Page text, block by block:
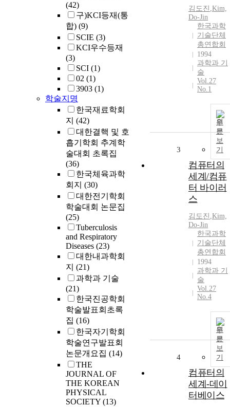
(42)
구)KCI등재(통
합) (9)
SCIE (3)
KCI우수등재
(3)
SCI (1)
02 (1)
3903 (1)
학술지명
한국재료학회
지 (42)
대한결핵 및 호
흡기학회 추계학
술대회 초록집
(36)
한국체육과학
회지 (30)
대한전기학회
학술대회 논문집
(25)
Tuberculosis
and Respiratory
Diseases (23)
대한내과학회
지 (21)
과학과 기술
(21)
한국진공학회
학술발표회초록
집 (16)
한국자기학회
학술연구발표회
논문개요집 (14)
THE
JOURNAL OF
THE KOREAN
PHYSICAL
SOCIETY (13)
김도진 ,Kim,
Do-Jin
한국과학
기술단체
총연합회
1994
과학과 기
술
Vol.27
No.1
원
문
보
기
3
컴퓨터의
세계/컴퓨
터 바이러
스
김도진 ,Kim,
Do-Jin
한국과학
기술단체
총연합회
1994
과학과 기
술
Vol.27
No.4
원
문
보
기
4
컴퓨터의
세계-데이
터베이스